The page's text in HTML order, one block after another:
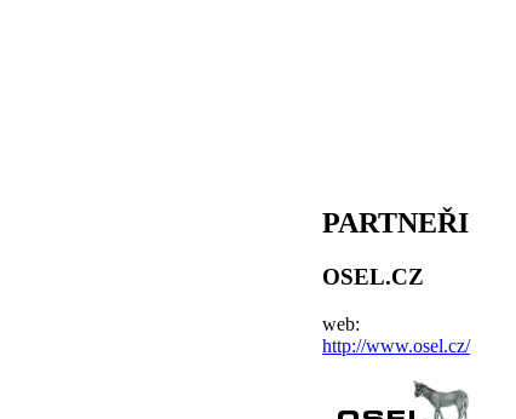
PARTNEŘI
OSEL.CZ
web:
http://www.osel.cz/